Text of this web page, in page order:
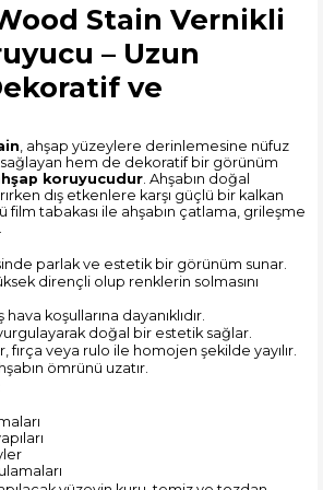
Stain Vernikli
– Uzun
ve
, ahşap yüzeylere derinlemesine nüfuz
hem de dekoratif bir görünüm
koruyucudur . Ahşabın doğal
dış etkenlere karşı güçlü bir kalkan
film tabakası ile ahşabın çatlama, grileşme
parlak ve estetik bir görünüm sunar.
dirençli olup renklerin solmasını
koşullarına dayanıklıdır.
doğal bir estetik sağlar.
fırça veya rulo ile homojen şekilde yayılır.
ömrünü uzatır.